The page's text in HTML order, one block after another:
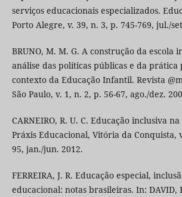
serviços educacionais especializados.
Porto Alegre, v. 39, n. 3, p. 745-769, jul./
BRUNO, M. M. G. A construção da escola
análise das políticas públicas e da prática
contexto da Educação Infantil. Revista
São Paulo, v. 1, n. 2, p. 56-67, ago./dez.
CARNEIRO, R. U. C. Educação inclusiva
Práxis Educacional, Vitória da Conquista,
95, jan./jun. 2012.
FERREIRA, J. R. Educação especial,
educacional: notas brasileiras. In: DAVID,